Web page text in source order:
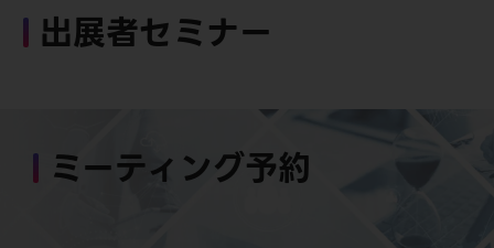
出展者セミナー
ミーティング予約